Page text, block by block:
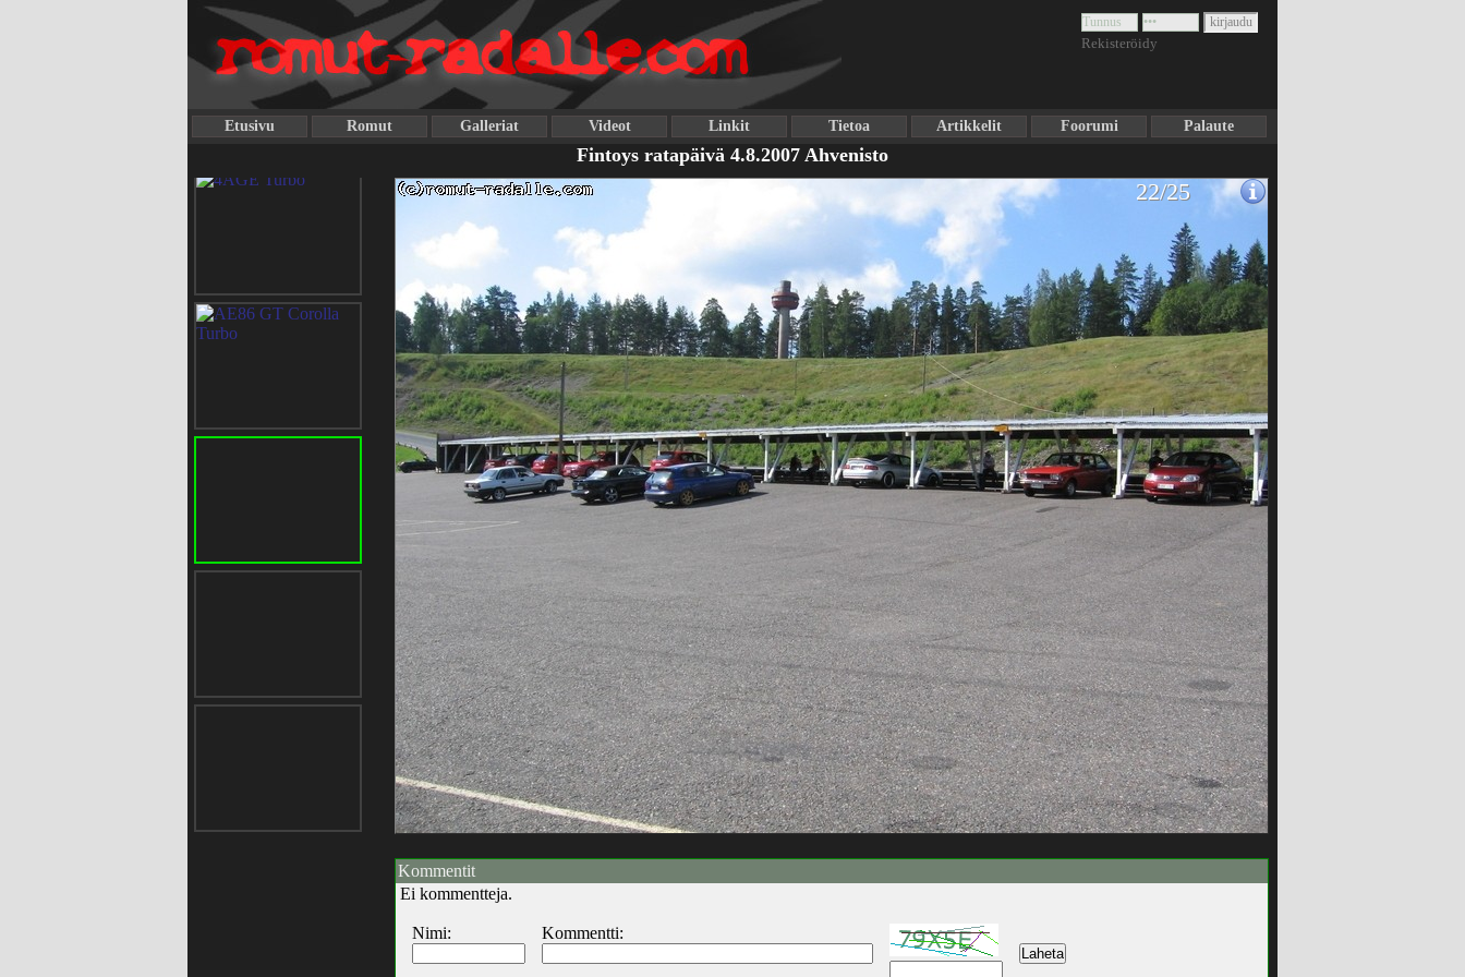
Rekisteröidy
Etusivu Romut Galleriat Videot Linkit Tietoa Artikkelit Foorumi Palaute
Fintoys ratapäivä 4.8.2007 Ahvenisto
22/25
Kommentit
Ei kommentteja.
Nimi: Kommentti: